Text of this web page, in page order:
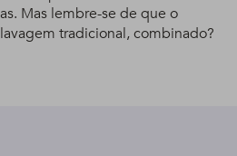
Mas lembre-se de que o
tradicional, combinado?